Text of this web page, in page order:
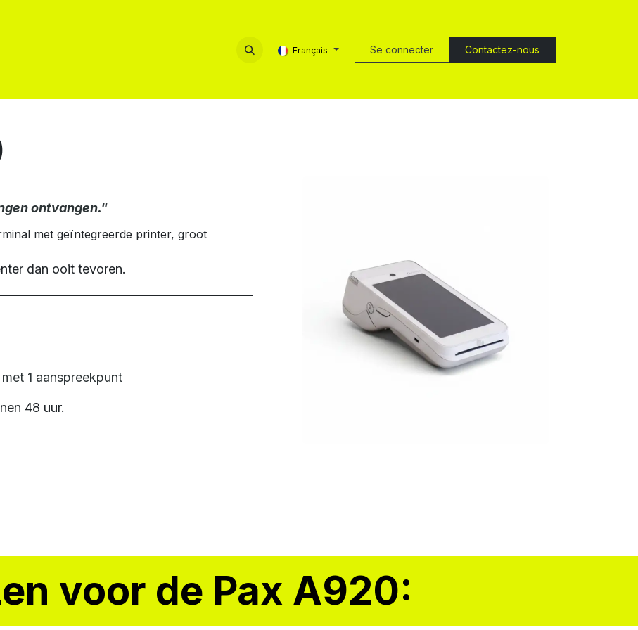
Français Se connecter Contactez-nous
ontvangen."
met geïntegreerde printer, groot
dan ooit tevoren.
1 aanspreekpunt
48 uur.
voor de Pax A920: